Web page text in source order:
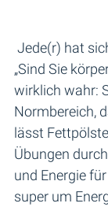
„Sind Sie
wirklich wahr:
Normbereich,
lässt
Übungen
und Energie
super um